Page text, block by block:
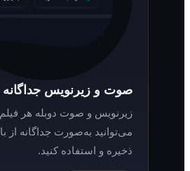
صوت و زیرنویس جداگانه
زیرنویس و صوت دوبله هر فیلم و سریال را
می‌توانید به‌صورت جداگانه از باکس دانلود
ذخیره و استفاده کنید.